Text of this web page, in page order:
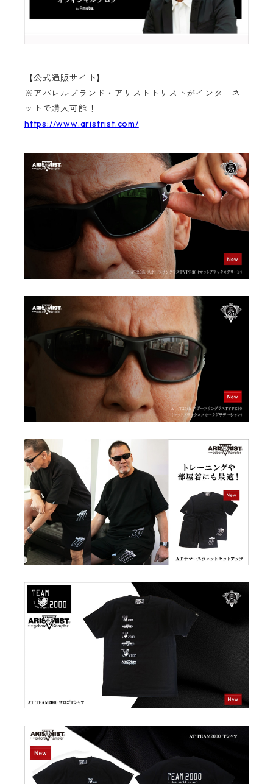
【公式通販サイト】
※アパレルブランド・アリストトリストがインターネ
ットで購入可能！
https://www.aristrist.com/